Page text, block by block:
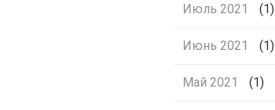
Июль 2021 (1)
Июнь 2021 (1)
Май 2021 (1)